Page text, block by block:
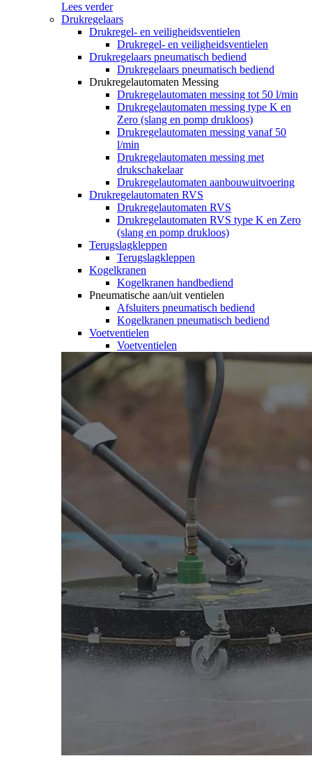
Lees verder
Drukregelaars
Drukregel- en veiligheidsventielen
Drukregel- en veiligheidsventielen
Drukregelaars pneumatisch bediend
Drukregelaars pneumatisch bediend
Drukregelautomaten Messing
Drukregelautomaten messing tot 50 l/min
Drukregelautomaten messing type K en
Zero (slang en pomp drukloos)
Drukregelautomaten messing vanaf 50
l/min
Drukregelautomaten messing met
drukschakelaar
Drukregelautomaten aanbouwuitvoering
Drukregelautomaten RVS
Drukregelautomaten RVS
Drukregelautomaten RVS type K en Zero
(slang en pomp drukloos)
Terugslagkleppen
Terugslagkleppen
Kogelkranen
Kogelkranen handbediend
Pneumatische aan/uit ventielen
Afsluiters pneumatisch bediend
Kogelkranen pneumatisch bediend
Voetventielen
Voetventielen